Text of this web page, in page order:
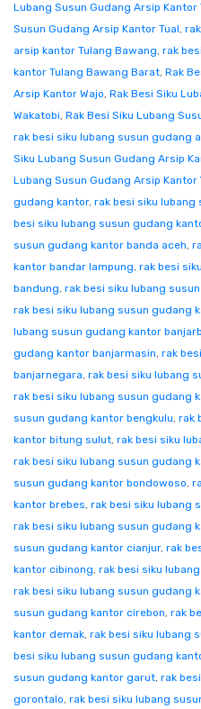
Lubang Susun Gudang Arsip Kantor
Susun Gudang Arsip Kantor Tual,
arsip kantor Tulang Bawang, rak
kantor Tulang Bawang Barat, Rak
Arsip Kantor Wajo, Rak Besi Siku
Wakatobi, Rak Besi Siku Lubang
rak besi siku lubang susun gudang
Siku Lubang Susun Gudang Arsip
Lubang Susun Gudang Arsip Kantor
gudang kantor, rak besi siku lubang
besi siku lubang susun gudang
susun gudang kantor banda aceh,
kantor bandar lampung, rak besi
bandung, rak besi siku lubang
rak besi siku lubang susun gudang
lubang susun gudang kantor
gudang kantor banjarmasin, rak
banjarnegara, rak besi siku lubang
rak besi siku lubang susun gudang
susun gudang kantor bengkulu, rak
kantor bitung sulut, rak besi siku
rak besi siku lubang susun gudang
susun gudang kantor bondowoso,
kantor brebes, rak besi siku lubang
rak besi siku lubang susun gudang
susun gudang kantor cianjur, rak
kantor cibinong, rak besi siku
rak besi siku lubang susun gudang
susun gudang kantor cirebon, rak
kantor demak, rak besi siku lubang
besi siku lubang susun gudang
susun gudang kantor garut, rak
gorontalo, rak besi siku lubang